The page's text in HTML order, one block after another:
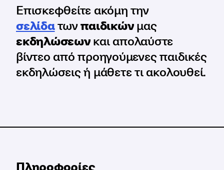
Πληροφορίες
Επισκεφθείτε ακόμη την
σελίδατωνπαιδικώνμας
εκδηλώσεωνκαι απολαύστε
βίντεο από προηγούμενες παιδικές
εκδηλώσεις ή μάθετε τι ακολουθεί.